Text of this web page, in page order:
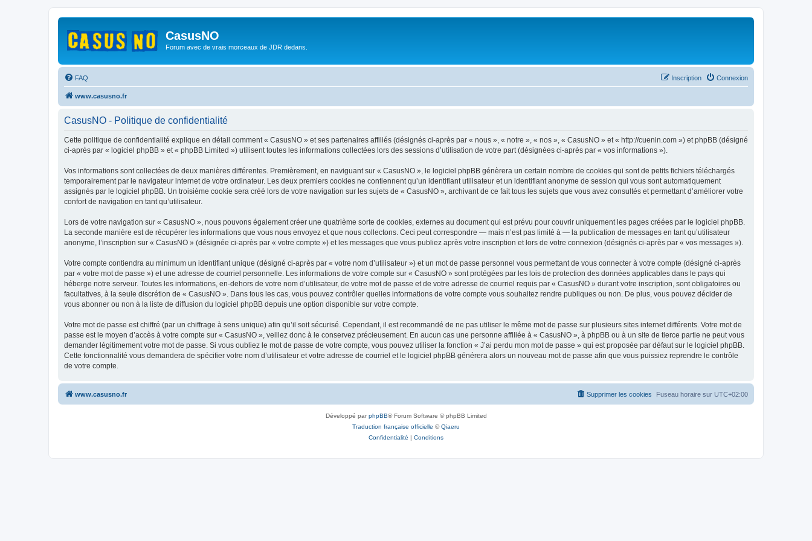
CasusNO
Forum avec de vrais morceaux de JDR dedans.
FAQ Connexion
Inscription
www.casusno.fr
CasusNO - Politique de confidentialité
Cette politique de confidentialité explique en détail comment « CasusNO » et ses partenaires affiliés (désignés ci-après par « nous », « notre », « nos », « CasusNO » et « http://cuenin.com ») et phpBB (désigné
ci-après par « logiciel phpBB » et « phpBB Limited ») utilisent toutes les informations collectées lors des sessions d’utilisation de votre part (désignées ci-après par « vos informations »).
Vos informations sont collectées de deux manières différentes. Premièrement, en naviguant sur « CasusNO », le logiciel phpBB génèrera un certain nombre de cookies qui sont de petits fichiers téléchargés
temporairement par le navigateur internet de votre ordinateur. Les deux premiers cookies ne contiennent qu’un identifiant utilisateur et un identifiant anonyme de session qui vous sont automatiquement
assignés par le logiciel phpBB. Un troisième cookie sera créé lors de votre navigation sur les sujets de « CasusNO », archivant de ce fait tous les sujets que vous avez consultés et permettant d’améliorer votre
confort de navigation en tant qu’utilisateur.
Lors de votre navigation sur « CasusNO », nous pouvons également créer une quatrième sorte de cookies, externes au document qui est prévu pour couvrir uniquement les pages créées par le logiciel phpBB.
La seconde manière est de récupérer les informations que vous nous envoyez et que nous collectons. Ceci peut correspondre — mais n’est pas limité à — la publication de messages en tant qu’utilisateur
anonyme, l’inscription sur « CasusNO » (désignée ci-après par « votre compte ») et les messages que vous publiez après votre inscription et lors de votre connexion (désignés ci-après par « vos messages »).
Votre compte contiendra au minimum un identifiant unique (désigné ci-après par « votre nom d’utilisateur ») et un mot de passe personnel vous permettant de vous connecter à votre compte (désigné ci-après
par « votre mot de passe ») et une adresse de courriel personnelle. Les informations de votre compte sur « CasusNO » sont protégées par les lois de protection des données applicables dans le pays qui
héberge notre serveur. Toutes les informations, en-dehors de votre nom d’utilisateur, de votre mot de passe et de votre adresse de courriel requis par « CasusNO » durant votre inscription, sont obligatoires ou
facultatives, à la seule discrétion de « CasusNO ». Dans tous les cas, vous pouvez contrôler quelles informations de votre compte vous souhaitez rendre publiques ou non. De plus, vous pouvez décider de
vous abonner ou non à la liste de diffusion du logiciel phpBB depuis une option disponible sur votre compte.
Votre mot de passe est chiffré (par un chiffrage à sens unique) afin qu’il soit sécurisé. Cependant, il est recommandé de ne pas utiliser le même mot de passe sur plusieurs sites internet différents. Votre mot de
passe est le moyen d’accès à votre compte sur « CasusNO », veillez donc à le conservez précieusement. En aucun cas une personne affiliée à « CasusNO », à phpBB ou à un site de tierce partie ne peut vous
demander légitimement votre mot de passe. Si vous oubliez le mot de passe de votre compte, vous pouvez utiliser la fonction « J’ai perdu mon mot de passe » qui est proposée par défaut sur le logiciel phpBB.
Cette fonctionnalité vous demandera de spécifier votre nom d’utilisateur et votre adresse de courriel et le logiciel phpBB générera alors un nouveau mot de passe afin que vous puissiez reprendre le contrôle
de votre compte.
www.casusno.fr Fuseau horaire sur UTC+02:00
Supprimer les cookies
Développé parphpBB® Forum Software © phpBB Limited
Traduction française officielle ©Qiaeru
Confidentialité | Conditions